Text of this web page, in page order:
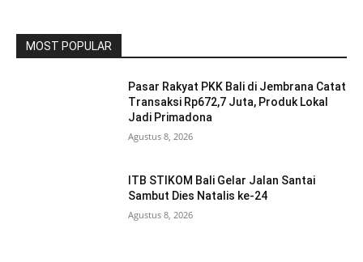
MOST POPULAR
Pasar Rakyat PKK Bali di Jembrana Catat
Transaksi Rp672,7 Juta, Produk Lokal
Jadi Primadona
Agustus 8, 2026
ITB STIKOM Bali Gelar Jalan Santai
Sambut Dies Natalis ke-24
Agustus 8, 2026